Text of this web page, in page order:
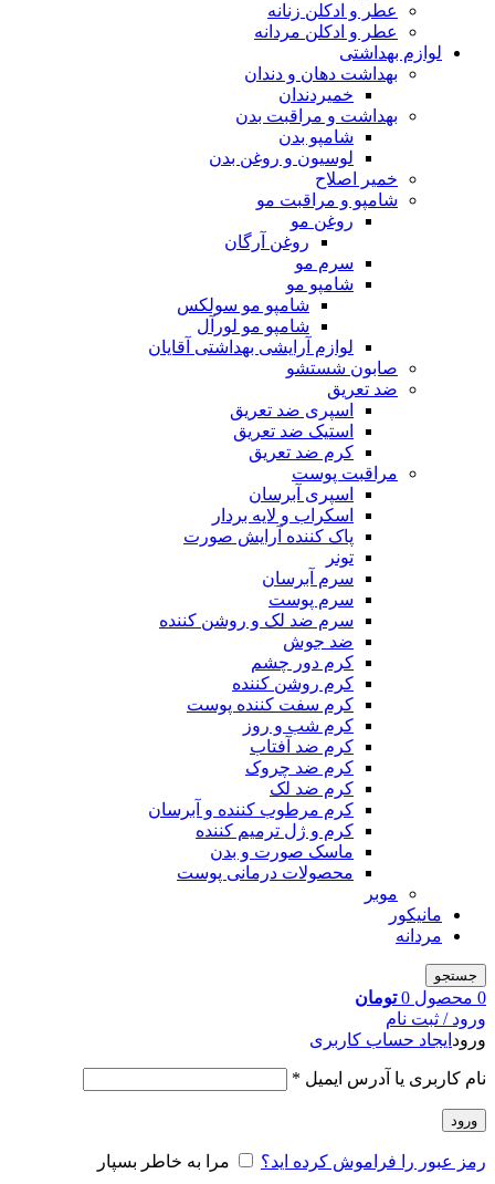
عطر و ادکلن زنانه
عطر و ادکلن مردانه
لوازم بهداشتی
بهداشت دهان و دندان
خمیردندان
بهداشت و مراقبت بدن
شامپو بدن
لوسیون و روغن بدن
خمیر اصلاح
شامپو و مراقبت مو
روغن مو
روغن آرگان
سرم مو
شامپو مو
شامپو مو سولکس
شامپو مو لورآل
لوازم آرایشی بهداشتی آقایان
صابون شستشو
ضد تعریق
اسپری ضد تعریق
استیک ضد تعریق
کرم ضد تعریق
مراقبت پوست
اسپری آبرسان
اسکراب و لایه بردار
پاک کننده آرایش صورت
تونر
سرم آبرسان
سرم پوست
سرم ضد لک و روشن کننده
ضد جوش
کرم دور چشم
کرم روشن کننده
کرم سفت کننده پوست
کرم شب و روز
کرم ضد آفتاب
کرم ضد چروک
کرم ضد لک
کرم مرطوب کننده و آبرسان
کرم و ژل ترمیم کننده
ماسک صورت و بدن
محصولات درمانی پوست
موبر
مانیکور
مردانه
جستجو
0 محصول 0 تومان
ورود / ثبت نام
ورود ایجاد حساب کاربری
نام کاربری یا آدرس ایمیل *
ورود
رمز عبور را فراموش کرده اید؟ مرا به خاطر بسپار